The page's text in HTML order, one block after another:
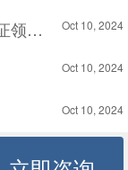
江西2024年11月心理咨询师考试准考证领取时间 Oct 10, 2024
Oct 10, 2024
Oct 10, 2024